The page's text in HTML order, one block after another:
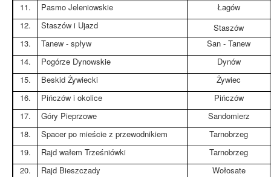
11.
Pasmo Jeleniowskie
Łagów
12.
Staszów i Ujazd
Staszów
13.
Tanew - spływ
San - Tanew
14.
Pogórze Dynowskie
Dynów
15.
Beskid Żywiecki
Żywiec
16.
Pińczów i okolice
Pińczów
17.
Góry Pieprzowe
Sandomierz
18.
Spacer po mieście z przewodnikiem
Tarnobrzeg
19.
Rajd wałem Trześniówki
Tarnobrzeg
20.
Rajd Bieszczady
Wołosate